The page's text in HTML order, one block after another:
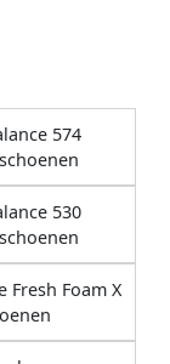
574
530
Fresh Foam X